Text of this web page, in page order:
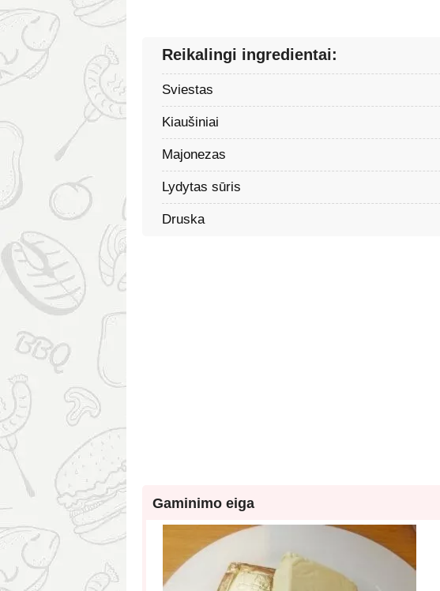
Reikalingi ingredientai:
Sviestas
Kiaušiniai
Majonezas
Lydytas sūris
Druska
Gaminimo eiga